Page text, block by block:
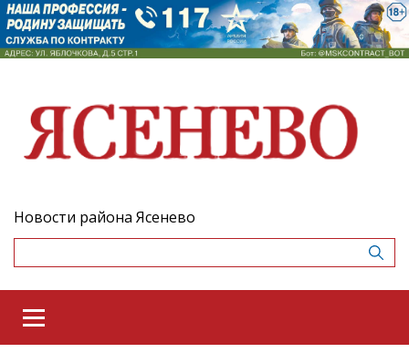
Новости района Ясенево